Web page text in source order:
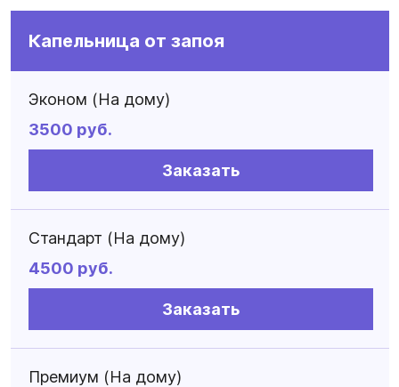
Капельница от запоя
Эконом (На дому)
3500 руб.
Заказать
Стандарт (На дому)
4500 руб.
Заказать
Премиум (На дому)